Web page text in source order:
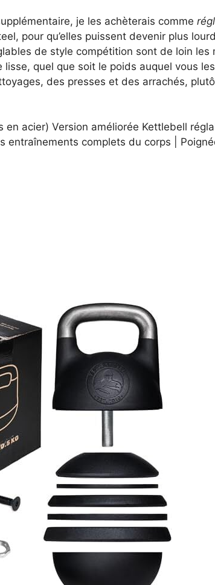
je les achèterais comme
pour qu’elles puissent devenir plus
de style compétition sont de loin les
quel que soit le poids auquel vous
des presses et des arrachés,
en acier) Version améliorée Kettlebell
entraînements complets du corps |